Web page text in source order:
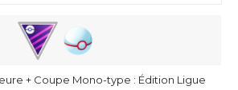
+ Coupe Mono-type : Édition Ligue